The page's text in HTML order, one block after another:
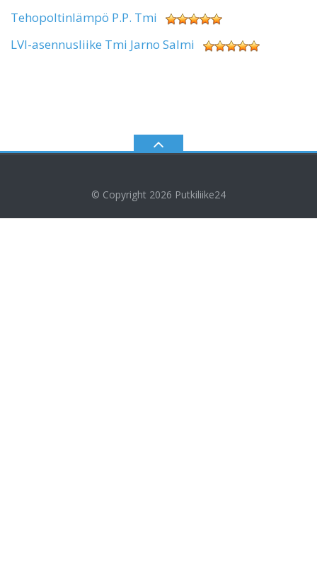
Tehopoltinlämpö P.P. Tmi
LVI-asennusliike Tmi Jarno Salmi
© Copyright 2026 Putkiliike24